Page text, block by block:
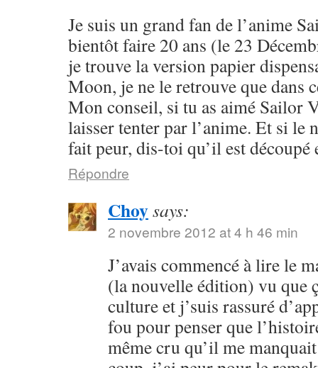
Je suis un grand fan de l’anime
bientôt faire 20 ans (le 23
je trouve la version papier
Moon, je ne le retrouve que dans
Mon conseil, si tu as aimé Sailor
laisser tenter par l’anime. Et si le
fait peur, dis-toi qu’il est découpé
Répondre
Choysays:
2 novembre 2012 at 4 h 46 min
J’avais commencé à lire le
(la nouvelle édition) vu que
culture et j’suis rassuré
fou pour penser que
même cru qu’il me